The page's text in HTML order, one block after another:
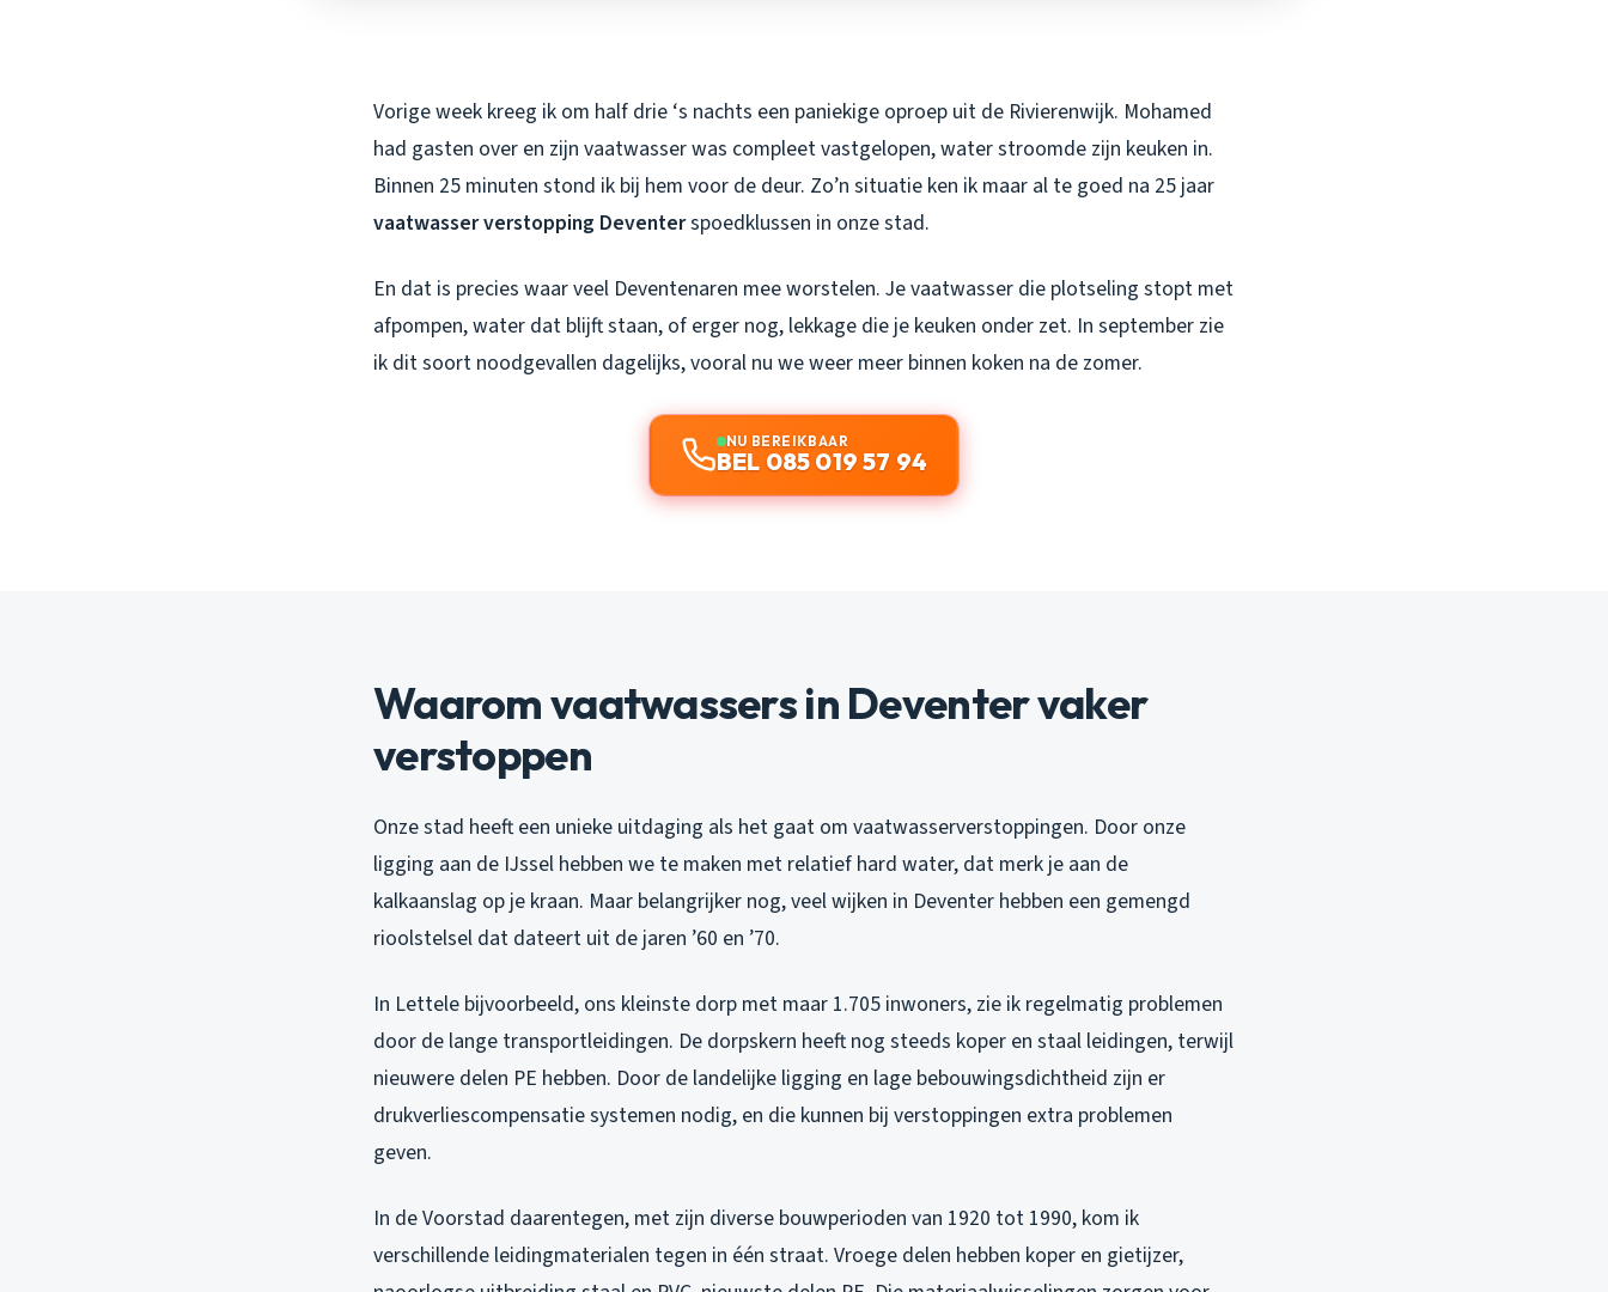
Vorige week kreeg ik om half drie ‘s nachts een paniekige oproep uit de Rivierenwijk. Mohamed
had gasten over en zijn vaatwasser was compleet vastgelopen, water stroomde zijn keuken in.
Binnen 25 minuten stond ik bij hem voor de deur. Zo’n situatie ken ik maar al te goed na 25 jaar
vaatwasser verstopping Deventerspoedklussen in onze stad.
En dat is precies waar veel Deventenaren mee worstelen. Je vaatwasser die plotseling stopt met
afpompen, water dat blijft staan, of erger nog, lekkage die je keuken onder zet. In september zie
ik dit soort noodgevallen dagelijks, vooral nu we weer meer binnen koken na de zomer.
NU BEREIKBAAR
BEL 085 019 57 94
Waarom vaatwassers in Deventer vaker
verstoppen
Onze stad heeft een unieke uitdaging als het gaat om vaatwasserverstoppingen. Door onze
ligging aan de IJssel hebben we te maken met relatief hard water, dat merk je aan de
kalkaanslag op je kraan. Maar belangrijker nog, veel wijken in Deventer hebben een gemengd
rioolstelsel dat dateert uit de jaren ’60 en ’70.
In Lettele bijvoorbeeld, ons kleinste dorp met maar 1.705 inwoners, zie ik regelmatig problemen
door de lange transportleidingen. De dorpskern heeft nog steeds koper en staal leidingen, terwijl
nieuwere delen PE hebben. Door de landelijke ligging en lage bebouwingsdichtheid zijn er
drukverliescompensatie systemen nodig, en die kunnen bij verstoppingen extra problemen
geven.
In de Voorstad daarentegen, met zijn diverse bouwperioden van 1920 tot 1990, kom ik
verschillende leidingmaterialen tegen in één straat. Vroege delen hebben koper en gietijzer,